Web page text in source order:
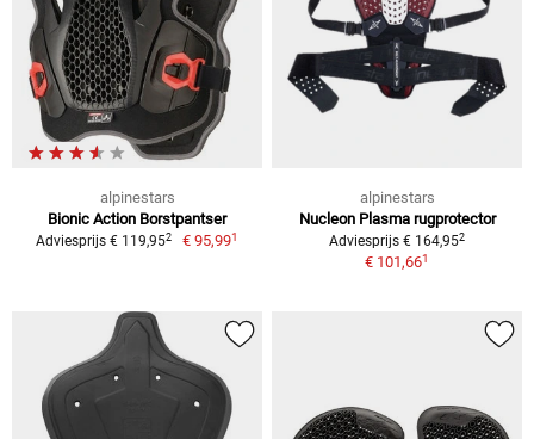
alpinestars
Bionic Action Borstpantser
Adviesprijs € 119,952 € 95,991
alpinestars
Nucleon Plasma rugprotector
Adviesprijs € 164,952
€ 101,661